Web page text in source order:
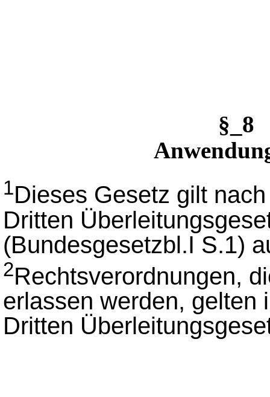
§_8
1Dieses Gesetz gilt
Dritten
(Bundesgesetzbl.I S.1)
2Rechtsverordnungen,
erlassen werden, gelten
Dritten